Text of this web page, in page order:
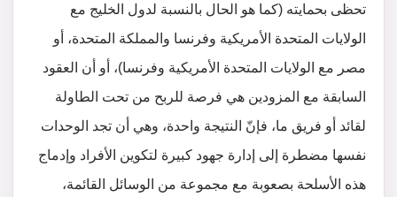
تحظى بحمايته (كما هو الحال بالنسبة لدول الخليج مع
الولايات المتحدة الأمريكية وفرنسا والمملكة المتحدة، أو
مصر مع الولايات المتحدة الأمريكية وفرنسا)، أو أن العقود
السابقة مع المزودين هي فرصة للربح من تحت الطاولة
لقائد أو فريق ما، فإنّ النتيجة واحدة، وهي أن تجد الوحدات
نفسها مضطرة إلى إدارة جهود كبيرة لتكوين الأفراد وإدماج
هذه الأسلحة بصعوبة مع مجموعة من الوسائل القائمة،